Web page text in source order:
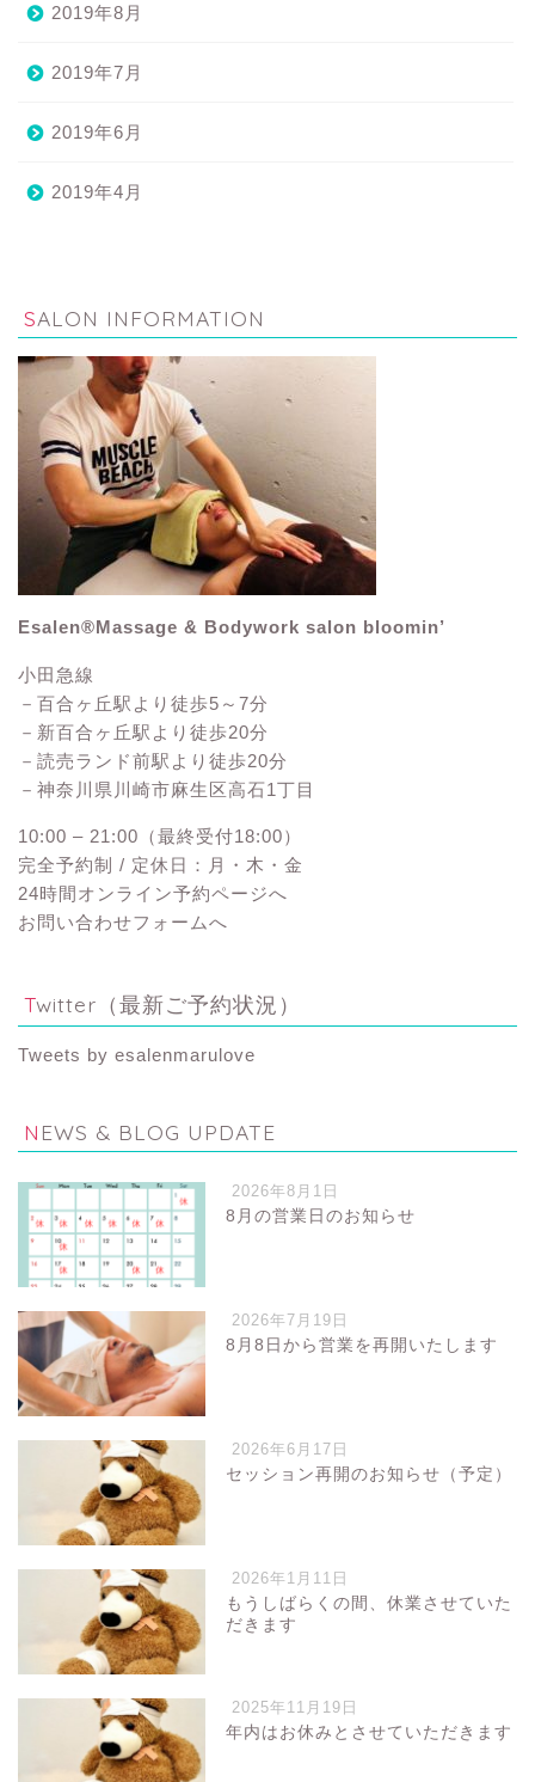
2019年8月
2019年7月
2019年6月
2019年4月
SALON INFORMATION
Esalen®Massage & Bodywork salon bloomin’
小田急線
－百合ヶ丘駅より徒歩5～7分
－新百合ヶ丘駅より徒歩20分
－読売ランド前駅より徒歩20分
－神奈川県川崎市麻生区高石1丁目
10:00 – 21:00（最終受付18:00）
完全予約制 / 定休日：月・木・金
24時間オンライン予約ページへ
お問い合わせフォームへ
Twitter（最新ご予約状況）
Tweets by esalenmarulove
NEWS & BLOG UPDATE
2026年8月1日
8月の営業日のお知らせ
2026年7月19日
8月8日から営業を再開いたします
2026年6月17日
セッション再開のお知らせ（予定）
2026年1月11日
もうしばらくの間、休業させていた
だきます
2025年11月19日
年内はお休みとさせていただきます